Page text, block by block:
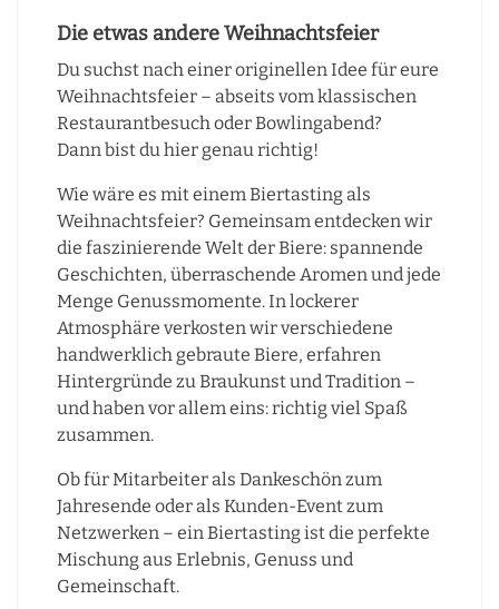
Die etwas andere Weihnachtsfeier
Du suchst nach einer originellen Idee für eure
Weihnachtsfeier – abseits vom klassischen
Restaurantbesuch oder Bowlingabend?
Dann bist du hier genau richtig!
Wie wäre es mit einem Biertasting als
Weihnachtsfeier? Gemeinsam entdecken wir
die faszinierende Welt der Biere: spannende
Geschichten, überraschende Aromen und jede
Menge Genussmomente. In lockerer
Atmosphäre verkosten wir verschiedene
handwerklich gebraute Biere, erfahren
Hintergründe zu Braukunst und Tradition –
und haben vor allem eins: richtig viel Spaß
zusammen.
Ob für Mitarbeiter als Dankeschön zum
Jahresende oder als Kunden-Event zum
Netzwerken – ein Biertasting ist die perfekte
Mischung aus Erlebnis, Genuss und
Gemeinschaft.